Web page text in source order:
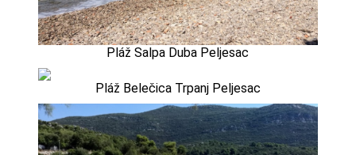
Pláž Salpa Duba Peljesac
Pláž Belečica Trpanj Peljesac